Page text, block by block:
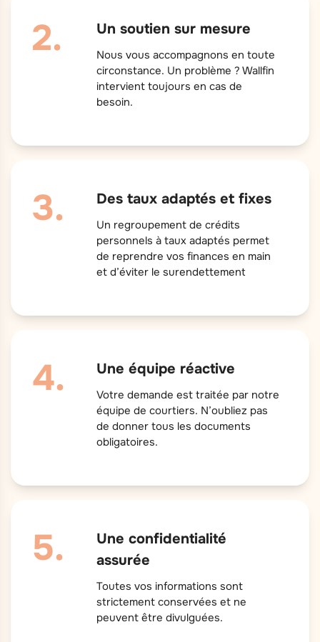
Un soutien sur mesure
Nous vous accompagnons en toute
circonstance. Un problème ? Wallfin
intervient toujours en cas de
besoin.
Des taux adaptés et fixes
Un regroupement de crédits
personnels à taux adaptés permet
de reprendre vos finances en main
et d’éviter le surendettement
Une équipe réactive
Votre demande est traitée par notre
équipe de courtiers. N’oubliez pas
de donner tous les documents
obligatoires.
Une confidentialité
assurée
Toutes vos informations sont
strictement conservées et ne
peuvent être divulguées.